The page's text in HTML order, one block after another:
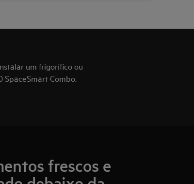
um frigorífico ou
Combo.
frescos e